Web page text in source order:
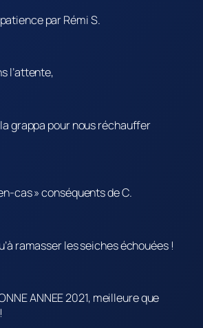
par Rémi S.
l’attente,
la grappa pour nous réchauffer
cas » conséquents de C.
ramasser les seiches échouées !
ANNEE 2021, meilleure que